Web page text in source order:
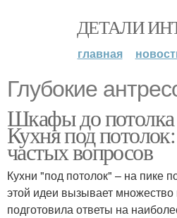
ДЕТАЛИ
главная
Глубокие
Шкафы до потолка
Кухня под
частых вопросов
Кухни "под потолок" – на пике
этой идеи вызывает
подготовила ответы на